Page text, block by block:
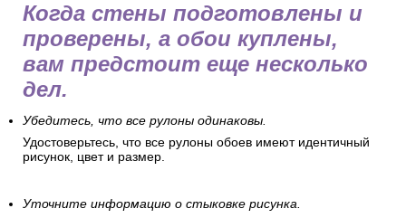
Когда стены подготовлены и
проверены, а обои куплены,
вам предстоит еще несколько
дел.
Убедитесь, что все рулоны одинаковы.
Удостоверьтесь, что все рулоны обоев имеют идентичный
рисунок, цвет и размер.
Уточните информацию о стыковке рисунка.